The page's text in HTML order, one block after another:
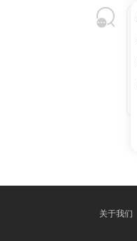
关于我们